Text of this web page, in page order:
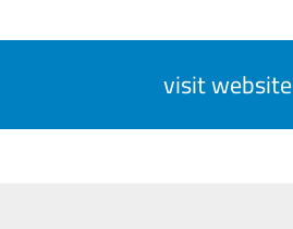
visit website